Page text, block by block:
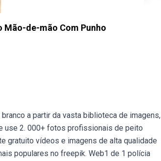
de-mão Com Punho
a partir da vasta biblioteca de imagens,
use 2. 000+ fotos profissionais de peito
gratuito vídeos e imagens de alta qualidade
populares no freepik. Web1 de 1 polícia